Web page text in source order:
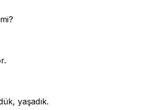
yaşadık.